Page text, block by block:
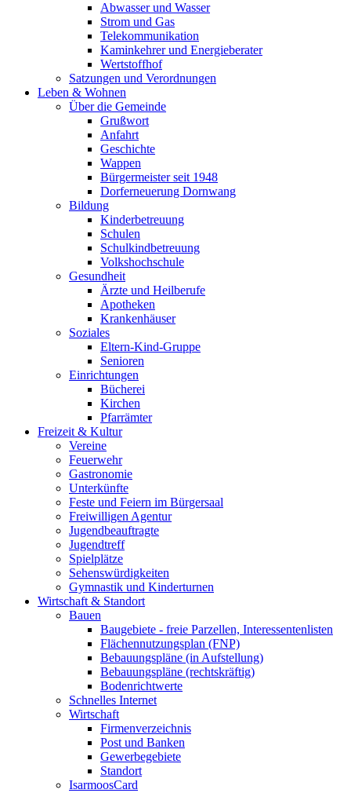
Abwasser und Wasser
Strom und Gas
Telekommunikation
Kaminkehrer und Energieberater
Wertstoffhof
Satzungen und Verordnungen
Leben & Wohnen
Über die Gemeinde
Grußwort
Anfahrt
Geschichte
Wappen
Bürgermeister seit 1948
Dorferneuerung Dornwang
Bildung
Kinderbetreuung
Schulen
Schulkindbetreuung
Volkshochschule
Gesundheit
Ärzte und Heilberufe
Apotheken
Krankenhäuser
Soziales
Eltern-Kind-Gruppe
Senioren
Einrichtungen
Bücherei
Kirchen
Pfarrämter
Freizeit & Kultur
Vereine
Feuerwehr
Gastronomie
Unterkünfte
Feste und Feiern im Bürgersaal
Freiwilligen Agentur
Jugendbeauftragte
Jugendtreff
Spielplätze
Sehenswürdigkeiten
Gymnastik und Kinderturnen
Wirtschaft & Standort
Bauen
Baugebiete - freie Parzellen, Interessentenlisten
Flächennutzungsplan (FNP)
Bebauungspläne (in Aufstellung)
Bebauungspläne (rechtskräftig)
Bodenrichtwerte
Schnelles Internet
Wirtschaft
Firmenverzeichnis
Post und Banken
Gewerbegebiete
Standort
IsarmoosCard